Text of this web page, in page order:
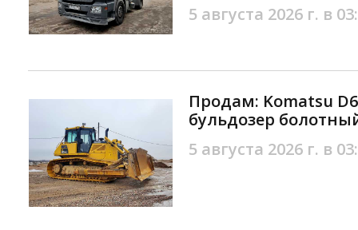
5 августа 2026 г. в
Продам: Komatsu
бульдозер
5 августа 2026 г. в